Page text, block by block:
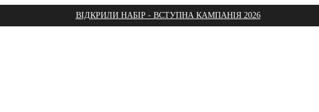
ВІДКРИЛИ НАБІР - ВСТУПНА КАМПАНІЯ 2026